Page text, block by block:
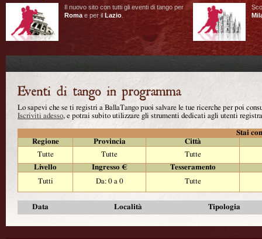
Il nuovo sito con tutti gli eventi di tango per
Roma e per il Lazio
Lo sapevi che se ti registri a BallaTango puoi salvare le tue ricerche per poi
Iscriviti adesso, e potrai subito utilizzare gli strumenti dedicati agli utenti
Stai
Regione
Provincia
Città
Tutte
Tutte
Tutte
Livello
Ingresso €
Tesseramento
Tutti
Da: 0 a 0 Tutte
Data Località Tipologia